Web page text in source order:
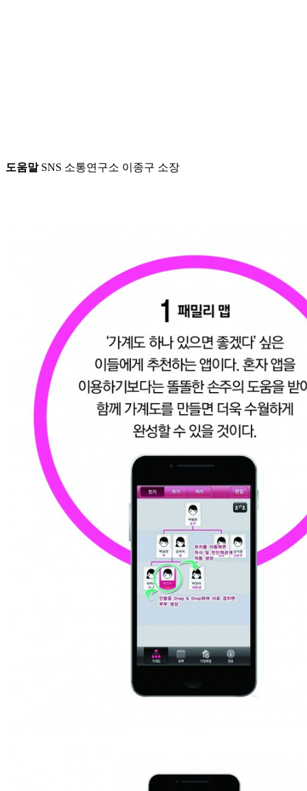
도움말SNS 소통연구소 이종구 소장